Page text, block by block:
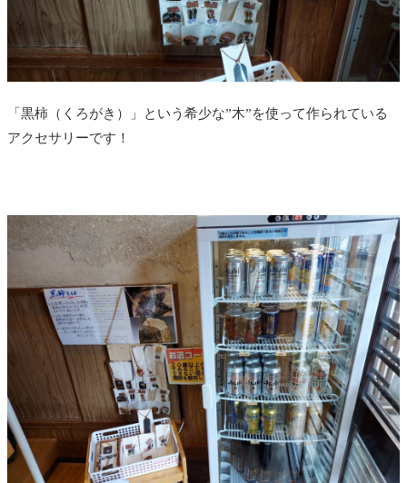
「黒柿（くろがき）」という希少な”木”を使って作られている
アクセサリーです！